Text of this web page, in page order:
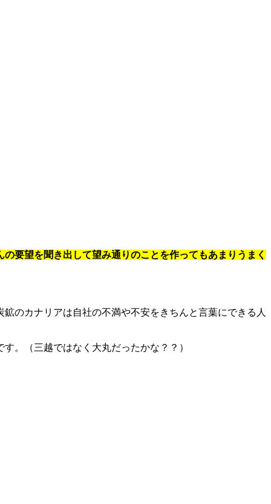
の要望を聞き出して望み通りのことを作ってもあまりうまく
のカナリアは自社の不満や不安をきちんと言葉にできる人
。（三越ではなく大丸だったかな？？）